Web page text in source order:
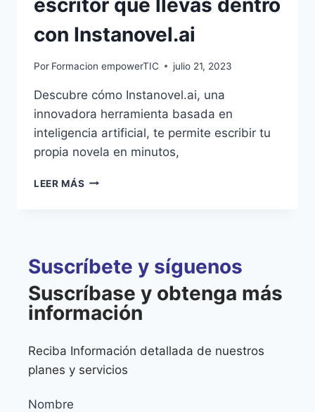
escritor que llevas dentro
con Instanovel.ai
Por Formacion empowerTIC julio 21, 2023
Descubre cómo Instanovel.ai, una
innovadora herramienta basada en
inteligencia artificial, te permite escribir tu
propia novela en minutos,
LEER MÁS
Suscríbete y síguenos
Suscríbase y obtenga más
información
Reciba Información detallada de nuestros
planes y servicios
Nombre